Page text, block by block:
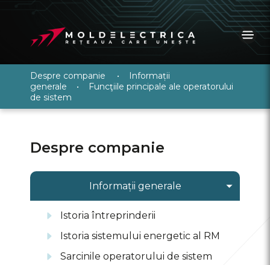
Despre companie •
Informații
generale •
Funcţiile principale ale operatorului
de sistem
Despre companie
Informații generale
Istoria întreprinderii
Istoria sistemului energetic al RM
Sarcinile operatorului de sistem